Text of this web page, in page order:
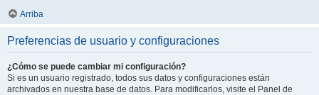
Arriba
Preferencias de usuario y configuraciones
¿Cómo se puede cambiar mi configuración?
Si es un usuario registrado, todos sus datos y configuraciones están
archivados en nuestra base de datos. Para modificarlos, visite el Panel de